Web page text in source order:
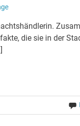
die sie in der